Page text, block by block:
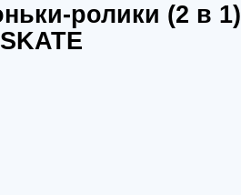
ролики (2 в 1)